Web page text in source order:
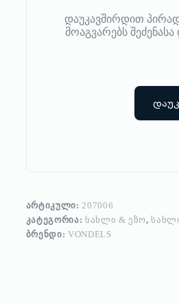
დაუკავშირდით
მოაგვარებს
ᲐᲠᲢᲘᲙᲣᲚᲘ: 207006
ᲙᲐᲢᲔᲒᲝᲠᲘᲐ: ᲡᲐᲮᲚᲘ & ᲔᲖᲝ,
ᲑᲠᲔᲜᲓᲘ: VONDELS